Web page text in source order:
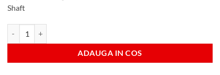
Shaft
ADAUGA IN COS